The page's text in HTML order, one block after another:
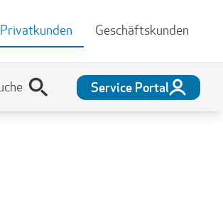
Privatkunden Geschäftskunden
Service Portal